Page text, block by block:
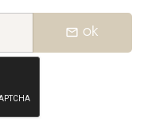
mail_outline ok